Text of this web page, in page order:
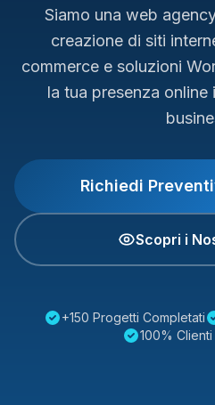
Siamo una web
creazione di siti
commerce e soluzioni
la tua presenza online
Richiedi
Scopri i
+150 Progetti Completati
100%